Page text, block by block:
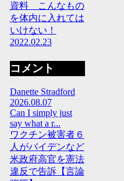
資料 こんなもの
を体内に入れては
いけない！
2022.02.23
コメント
Danette Stradford
2026.08.07
Can I simply just
say what a r...
ワクチン被害者６
人がバイデンなど
米政府高官を憲法
違反で告訴【言論